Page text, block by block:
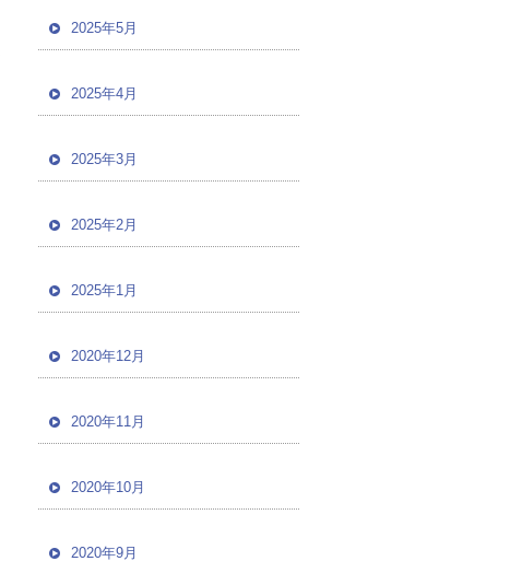
2025年5月
2025年4月
2025年3月
2025年2月
2025年1月
2020年12月
2020年11月
2020年10月
2020年9月